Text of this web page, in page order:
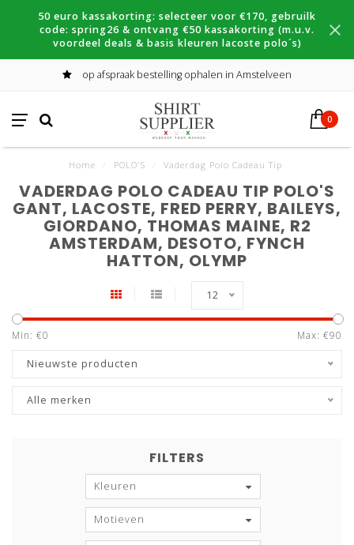
50 euro kassakorting: selecteer voor €170, gebruilk
code: spring26 & ontvang €50 kassakorting (m.u.v.
voordeel deals & basis kleuren lacoste polo´s)
op afspraak bestelling ophalen in Amstelveen
0
Home POLO'S Vaderdag Polo Cadeau Tip
VADERDAG POLO CADEAU TIP POLO'S
GANT, LACOSTE, FRED PERRY, BAILEYS,
GIORDANO, THOMAS MAINE, R2
AMSTERDAM, DESOTO, FYNCH
HATTON, OLYMP
12
Min: €0 Max: €90
Nieuwste producten
Alle merken
FILTERS
Kleuren
Motieven